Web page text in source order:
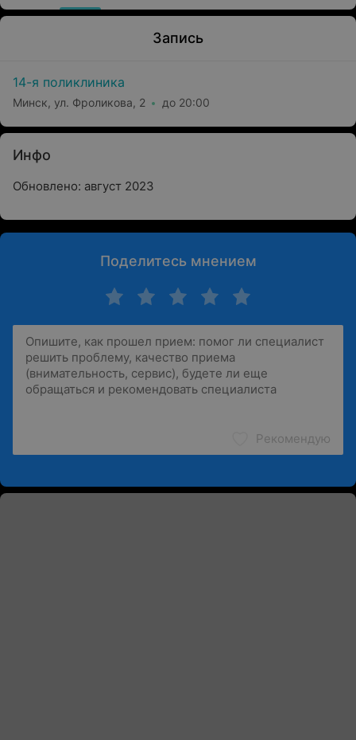
Запись
14-я поликлиника
Минск, ул. Фроликова, 2 до 20:00
Инфо
Обновлено: август 2023
Поделитесь мнением
Рекомендую